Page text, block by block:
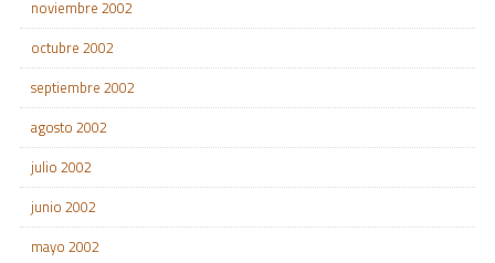
noviembre 2002
octubre 2002
septiembre 2002
agosto 2002
julio 2002
junio 2002
mayo 2002